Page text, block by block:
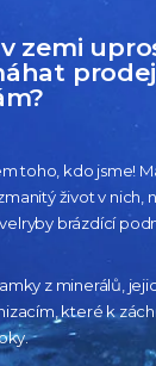
zemi
toho, kdo jsme!
život v nich,
brázdící
z minerálů,
které k